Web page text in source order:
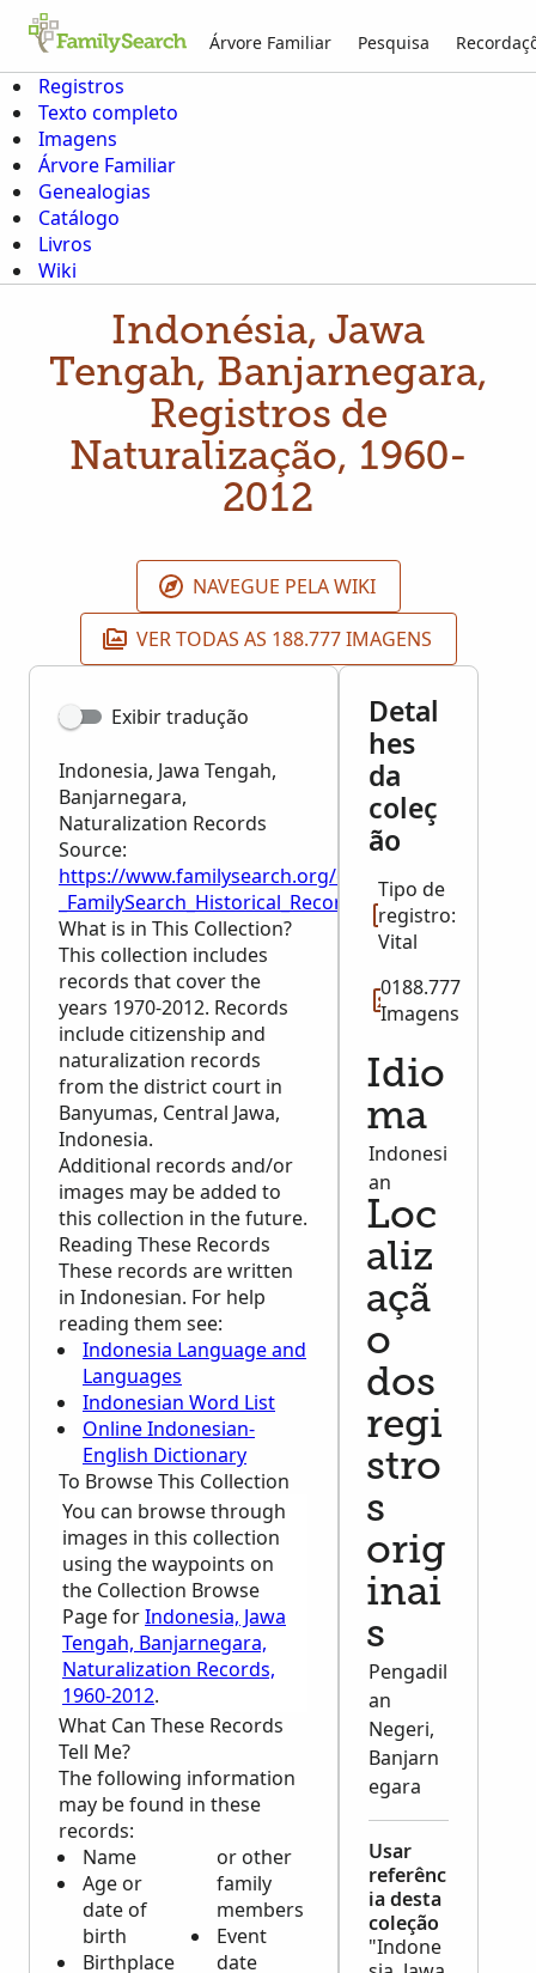
Árvore Familiar Pesquisa
Registros
Texto completo
Imagens
Árvore Familiar
Genealogias
Catálogo
Livros
Wiki
Indonésia, Jawa
Tengah, Banjarnegara,
Registros de
Naturalização, 1960-
2012
NAVEGUE PELA WIKI
VER TODAS AS 188.777 IMAGENS
Exibir tradução
Indonesia, Jawa Tengah,
Banjarnegara,
Naturalization Records
Source:
https://www.familysearch.org/en/wiki/
_FamilySearch_Historical_Records
What is in This Collection?
This collection includes
records that cover the
years 1970-2012. Records
include citizenship and
naturalization records
from the district court in
Banyumas, Central Jawa,
Indonesia.
Additional records and/or
images may be added to
this collection in the future.
Reading These Records
These records are written
in Indonesian. For help
reading them see:
Indonesia Language and
Languages
Indonesian Word List
Online Indonesian-
English Dictionary
To Browse This Collection
You can browse through
images in this collection
using the waypoints on
the Collection Browse
Page forIndonesia, Jawa
Tengah, Banjarnegara,
Naturalization Records,
1960-2012.
What Can These Records
Tell Me?
The following information
may be found in these
records:
Name
Age or
date of
birth
Birthplace
or other
family
members
Event
date
Detal
hes
da
coleç
ão
Tipo de
registro:
Vital
0188.777
Imagens
Idio
ma
Indonesi
an
Loc
aliz
açã
o
dos
regi
stro
s
orig
inai
s
Pengadil
an
Negeri,
Banjarn
egara
Usar
referênc
ia desta
coleção
"Indone